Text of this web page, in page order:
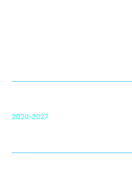
2020-2027